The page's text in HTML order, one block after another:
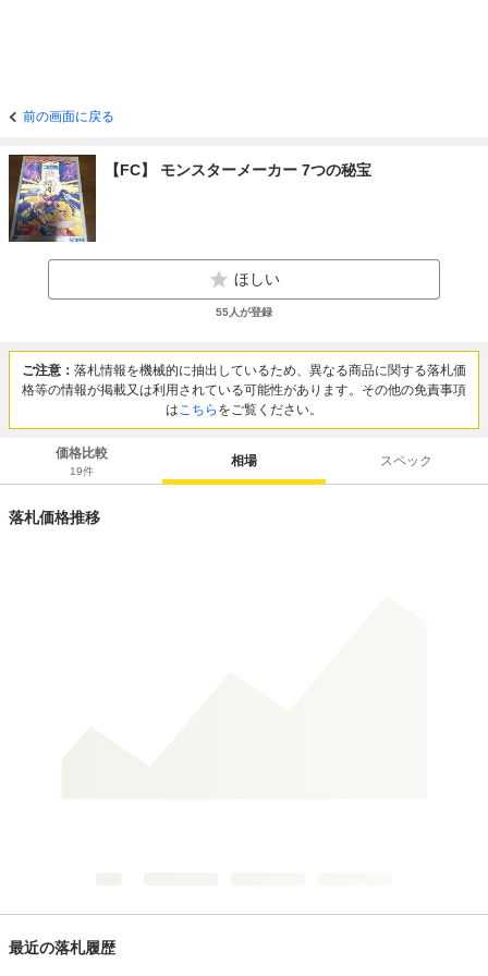
前の画面に戻る
【FC】 モンスターメーカー 7つの秘宝
ほしい
55人が登録
ご注意： 落札情報を機械的に抽出しているため、異なる商品に関する落札価
格等の情報が掲載又は利用されている可能性があります。その他の免責事項
はこちら をご覧ください。
価格比較
19件
相場 スペック
落札価格推移
最近の落札履歴